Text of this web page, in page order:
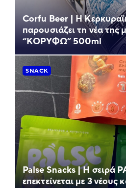
Corfu Beer | Η
παρουσιάζει τη νέα της
“ΚΟΡΥΦΩ” 500ml
SNACK
Palse Snacks | Η σειρά
επεκτείνεται με 3 νέους